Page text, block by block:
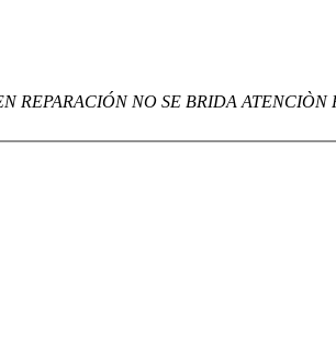
REPARACIÓN NO SE BRIDA ATENCIÒN